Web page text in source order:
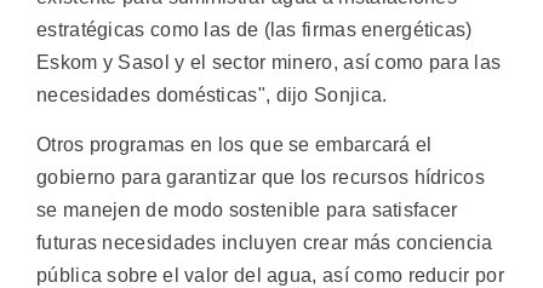
estratégicas como las de (las firmas energéticas)
Eskom y Sasol y el sector minero, así como para las
necesidades domésticas", dijo Sonjica.
Otros programas en los que se embarcará el
gobierno para garantizar que los recursos hídricos
se manejen de modo sostenible para satisfacer
futuras necesidades incluyen crear más conciencia
pública sobre el valor del agua, así como reducir por